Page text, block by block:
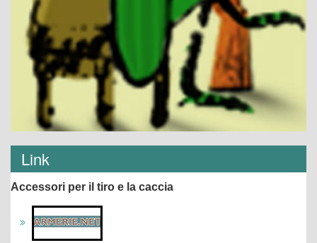
Link
Accessori per il tiro e la caccia